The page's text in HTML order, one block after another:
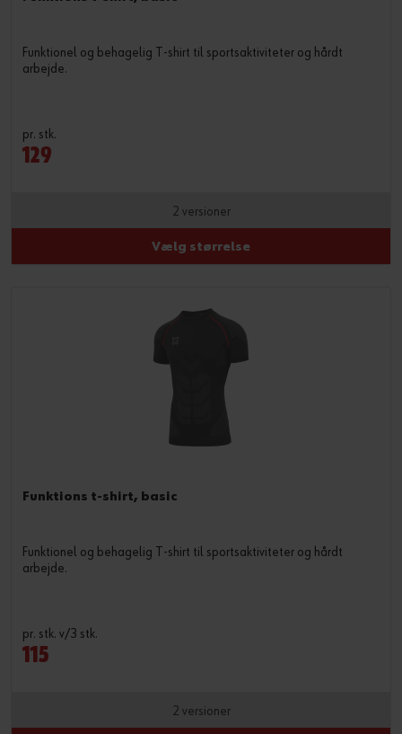
Funktionel og behagelig T-shirt til sportsaktiviteter og hårdt
arbejde.
pr. stk.
129
2 versioner
Vælg størrelse
Funktions t-shirt, basic
Funktionel og behagelig T-shirt til sportsaktiviteter og hårdt
arbejde.
pr. stk. v/3 stk.
115
2 versioner